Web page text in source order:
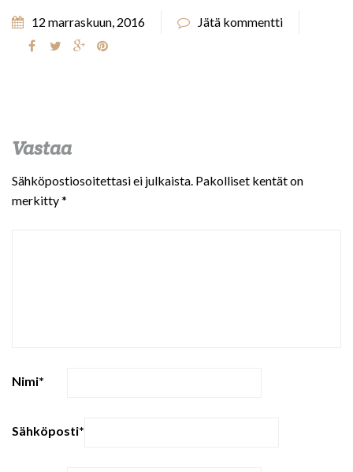
12 marraskuun, 2016 Jätä kommentti
Vastaa
Sähköpostiosoitettasi ei julkaista. Pakolliset kentät on
merkitty*
Nimi*
Sähköposti*